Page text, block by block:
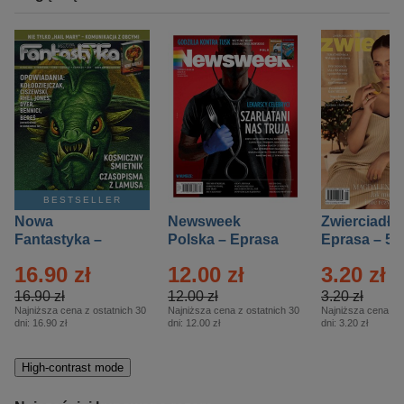
BESTSELLER
Nowa
Fantastyka –
16.90 zł
16.90 zł
Najniższa cena z ostatnich 30
dni: 16.90 zł
Newsweek
Polska – Eprasa
12.00 zł
12.00 zł
Najniższa cena z ostatnich 30
dni: 12.00 zł
Zwierciadło
Eprasa – 5/
3.20 zł
3.20 zł
Najniższa cena z
dni: 3.20 zł
High-contrast mode